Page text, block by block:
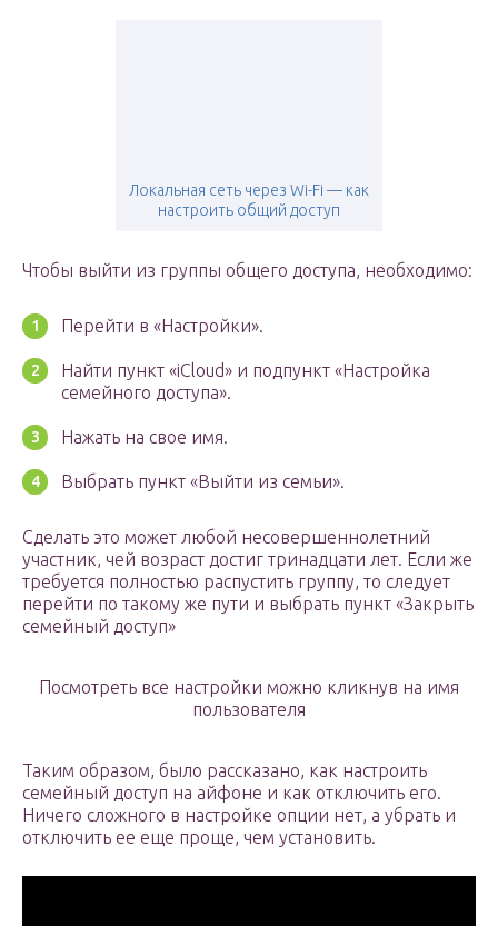
Локальная сеть через Wi-Fi — как
настроить общий доступ
Чтобы выйти из группы общего доступа, необходимо:
Перейти в «Настройки».
Найти пункт «iCloud» и подпункт «Настройка
семейного доступа».
Нажать на свое имя.
Выбрать пункт «Выйти из семьи».
Сделать это может любой несовершеннолетний
участник, чей возраст достиг тринадцати лет. Если же
требуется полностью распустить группу, то следует
перейти по такому же пути и выбрать пункт «Закрыть
семейный доступ»
Посмотреть все настройки можно кликнув на имя
пользователя
Таким образом, было рассказано, как настроить
семейный доступ на айфоне и как отключить его.
Ничего сложного в настройке опции нет, а убрать и
отключить ее еще проще, чем установить.